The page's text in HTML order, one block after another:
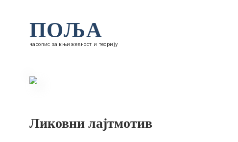
ПОЉА
часопис за књижевност и теорију
Ликовни лајтмотив